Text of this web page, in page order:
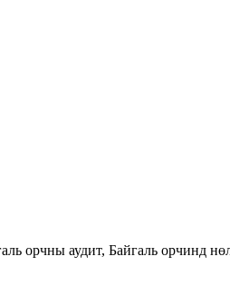
орчны аудит, Байгаль орчинд